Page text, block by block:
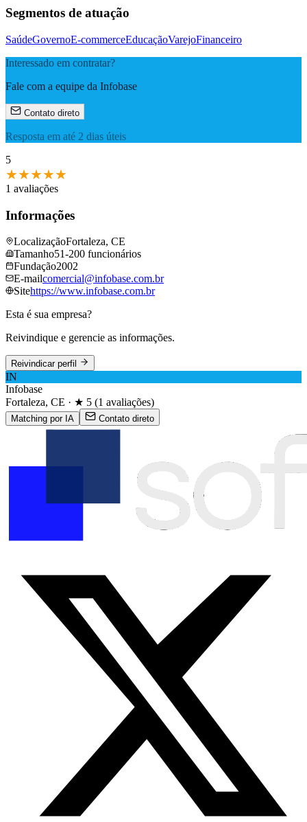
Segmentos de atuação
SaúdeGovernoE-commerceEducaçãoVarejoFinanceiro
Interessado em contratar?
Fale com a equipe da Infobase
Contato direto
Resposta em até 2 dias úteis
5
★★★★★
1 avaliações
Informações
LocalizaçãoFortaleza, CE
Tamanho51-200 funcionários
Fundação2002
E-mailcomercial@​infobase.​com.​br
Sitehttps://www.​infobase.​com.​br
Esta é sua empresa?
Reivindique e gerencie as informações.
Reivindicar perfil
IN
Infobase
Fortaleza, CE · ★ 5 (1 avaliações)
Matching por IA Contato direto